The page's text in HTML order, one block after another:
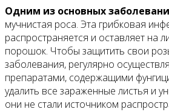
Одним из основных
мучнистая роса. Эта грибковая
распространяется и оставляет на
порошок. Чтобы защитить свои
заболевания, регулярно
препаратами, содержащими
удалить все зараженные листья и
они не стали источником